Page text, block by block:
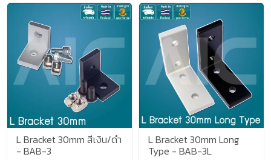
L Bracket 30mm สีเงิน/ดำ
- BAB-3
L Bracket 30mm Long
Type - BAB-3L